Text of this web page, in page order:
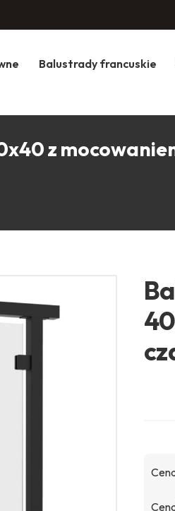
Balustrady francuskie
z